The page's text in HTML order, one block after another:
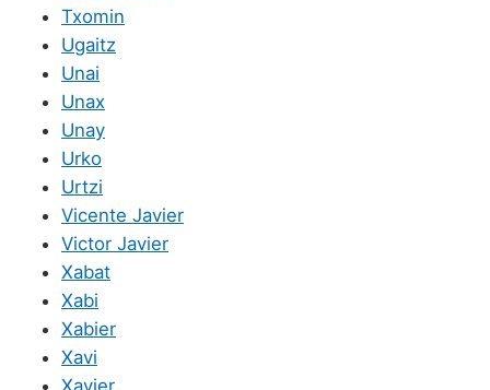
Txomin
Ugaitz
Unai
Unax
Unay
Urko
Urtzi
Vicente Javier
Victor Javier
Xabat
Xabi
Xabier
Xavi
Xavier